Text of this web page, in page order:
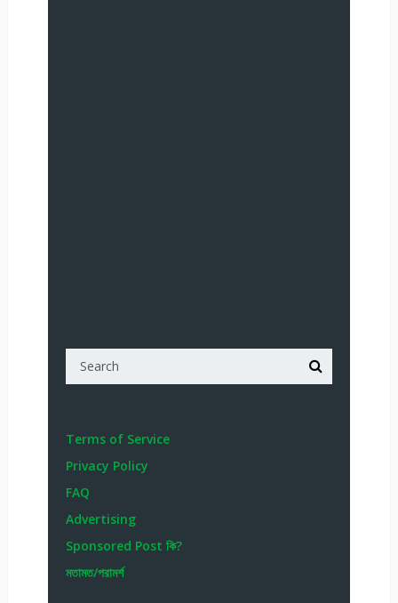
Terms of Service
Privacy Policy
FAQ
Advertising
Sponsored Post কি?
মতামত/পরামর্শ